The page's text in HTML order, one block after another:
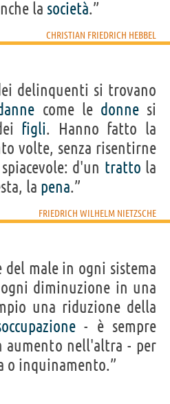
la società.”
CHRISTIAN FRIEDRICH HEBBEL
delinquenti si trovano
come le donnesi
figli. Hanno fatto la
volte, senza risentirne
spiacevole: d'un tratto la
la pena.”
FRIEDRICH WILHELM NIETZSCHE
del male in ogni sistema
diminuzione in una
una riduzione della
- è sempre
aumento nell'altra - per
o inquinamento.”